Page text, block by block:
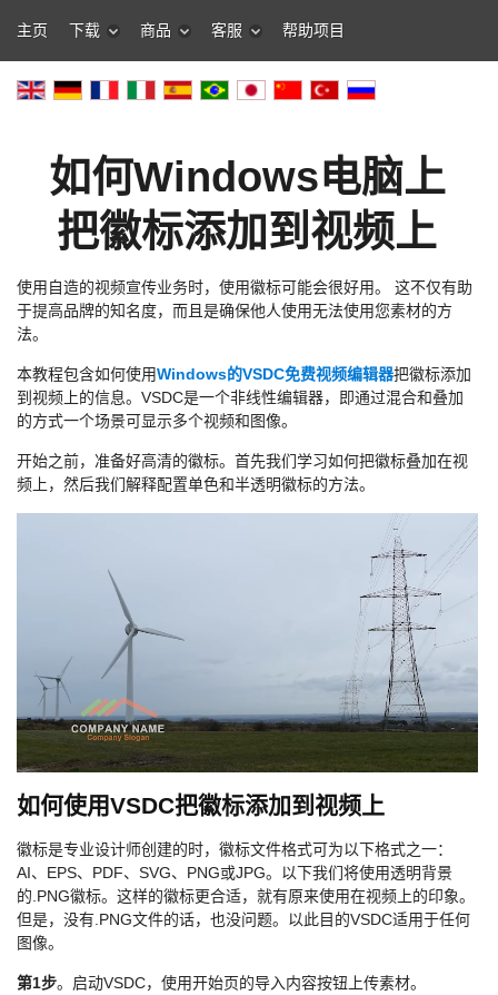
主页 下载 商品 客服 帮助项目
如何Windows电脑上
把徽标添加到视频上
使用自造的视频宣传业务时，使用徽标可能会很好用。 这不仅有助
于提高品牌的知名度，而且是确保他人使用无法使用您素材的方
法。
本教程包含如何使用Windows的VSDC免费视频编辑器把徽标添加
到视频上的信息。VSDC是一个非线性编辑器，即通过混合和叠加
的方式一个场景可显示多个视频和图像。
开始之前，准备好高清的徽标。首先我们学习如何把徽标叠加在视
频上，然后我们解释配置单色和半透明徽标的方法。
如何使用VSDC把徽标添加到视频上
徽标是专业设计师创建的时，徽标文件格式可为以下格式之一：
AI、EPS、PDF、SVG、PNG或JPG。以下我们将使用透明背景
的.PNG徽标。这样的徽标更合适，就有原来使用在视频上的印象。
但是，没有.PNG文件的话，也没问题。以此目的VSDC适用于任何
图像。
第1步。启动VSDC，使用开始页的导入内容按钮上传素材。